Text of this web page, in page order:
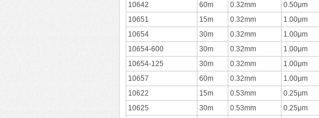
10642
60m 0.32mm 0.50μm
10651
15m 0.32mm 1.00μm
10654
30m 0.32mm 1.00μm
10654-600
30m 0.32mm 1.00μm
10654-125
30m 0.32mm 1.00μm
10657
60m 0.32mm 1.00μm
10622
15m 0.53mm 0.25μm
10625
30m 0.53mm 0.25μm